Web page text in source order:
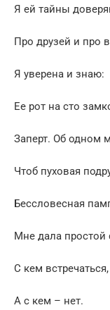
Я ей тайны
Про друзей и про
Я уверена и знаю:
Ее рот на сто
Заперт. Об одном
Чтоб пуховая
Бессловесная
Мне дала простой
С кем встречаться,
А с кем – нет.